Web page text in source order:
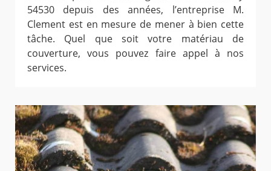
54530 depuis des années, l’entreprise M.
Clement est en mesure de mener à bien cette
tâche. Quel que soit votre matériau de
couverture, vous pouvez faire appel à nos
services.